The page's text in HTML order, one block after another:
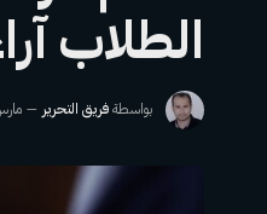
الطلاب
بواسطةفريق التحرير مارس 8,